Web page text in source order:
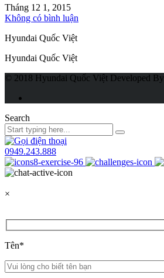
Tháng 12 1, 2015
Không có bình luận
Hyundai Quốc Việt
Hyundai Quốc Việt
© 2018 Hyundai Quốc Việt Developed By
Search
0949.243.888
×
Tên*